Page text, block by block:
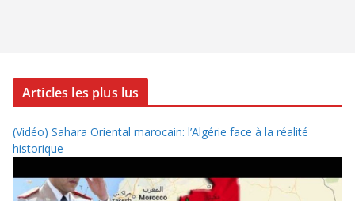
Articles les plus lus
(Vidéo) Sahara Oriental marocain: l’Algérie face à la réalité
historique